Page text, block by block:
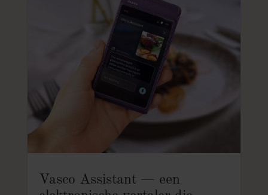
Vasco Assistant — een